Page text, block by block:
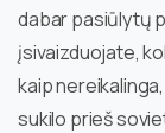
dabar pasiūlytų
įsivaizduojate,
kaip
sukilo prieš